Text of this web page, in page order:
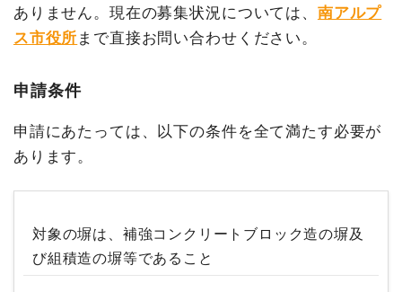
ありません。現在の募集状況については、 南アルプ
ス市役所 まで直接お問い合わせください。
申請条件
申請にあたっては、以下の条件を全て満たす必要が
あります。
対象の塀は、補強コンクリートブロック造の塀及
び組積造の塀等であること